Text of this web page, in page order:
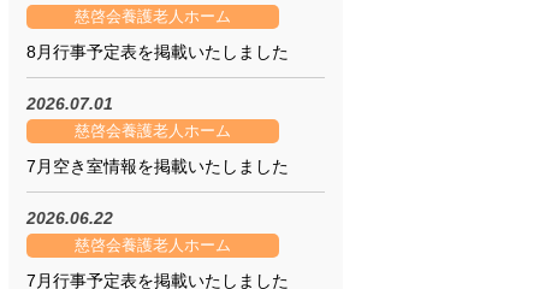
慈啓会養護老人ホーム
8月行事予定表を掲載いたしました
2026.07.01
慈啓会養護老人ホーム
7月空き室情報を掲載いたしました
2026.06.22
慈啓会養護老人ホーム
7月行事予定表を掲載いたしました